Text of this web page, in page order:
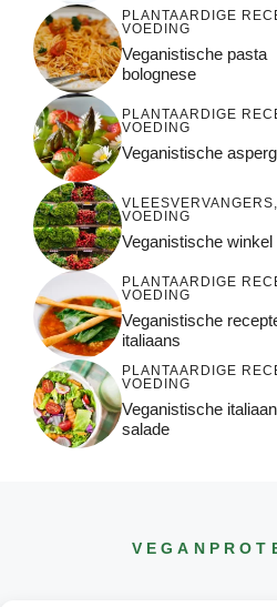
PLANTAARDIGE
VOEDING
Veganistische pasta
bolognese
PLANTAARDIGE
VOEDING
Veganistische
VLEESVERVANGERS
VOEDING
Veganistische winkel
PLANTAARDIGE
VOEDING
Veganistische
italiaans
PLANTAARDIGE
VOEDING
Veganistische
salade